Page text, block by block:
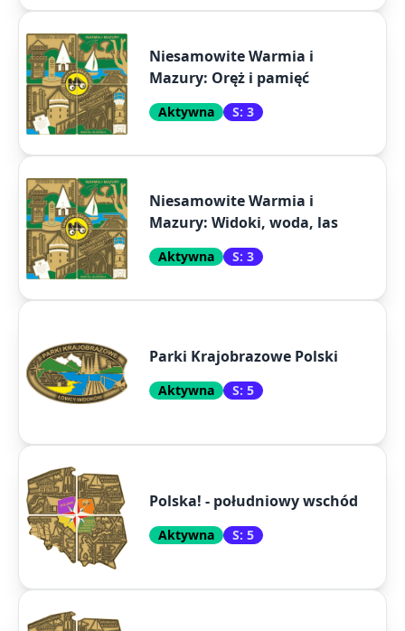
Niesamowite Warmia i
Mazury: Oręż i pamięć
Aktywna S: 3
Niesamowite Warmia i
Mazury: Widoki, woda, las
Aktywna S: 3
Parki Krajobrazowe Polski
Aktywna S: 5
Polska! - południowy wschód
Aktywna S: 5